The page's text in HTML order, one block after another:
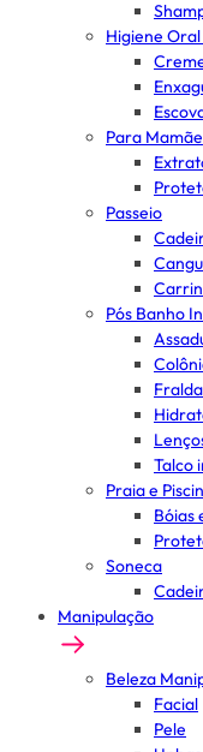
Higiene
Para Mamãe
Passeio
Pós Banho
Talco
Praia e
Bóias
Soneca
Manipulação
Beleza
Facial
Pele